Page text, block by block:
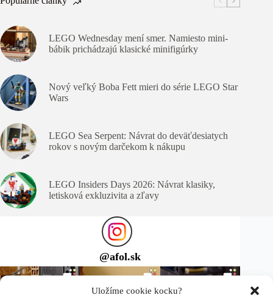
Uložíme cookie kocku?
LEGO Wednesday mení smer. Namiesto mini-
bábik prichádzajú klasické minifigúrky
Nový veľký Boba Fett mieri do série LEGO Star
Wars
LEGO Sea Serpent: Návrat do deväťdesiatych
rokov s novým darčekom k nákupu
LEGO Insiders Days 2026: Návrat klasiky,
letisková exkluzivita a zľavy
@afol.sk